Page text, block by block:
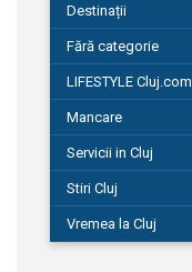
Destinații
Fără categorie
LIFESTYLE Cluj.com
Mancare
Servicii in Cluj
Stiri Cluj
Vremea la Cluj